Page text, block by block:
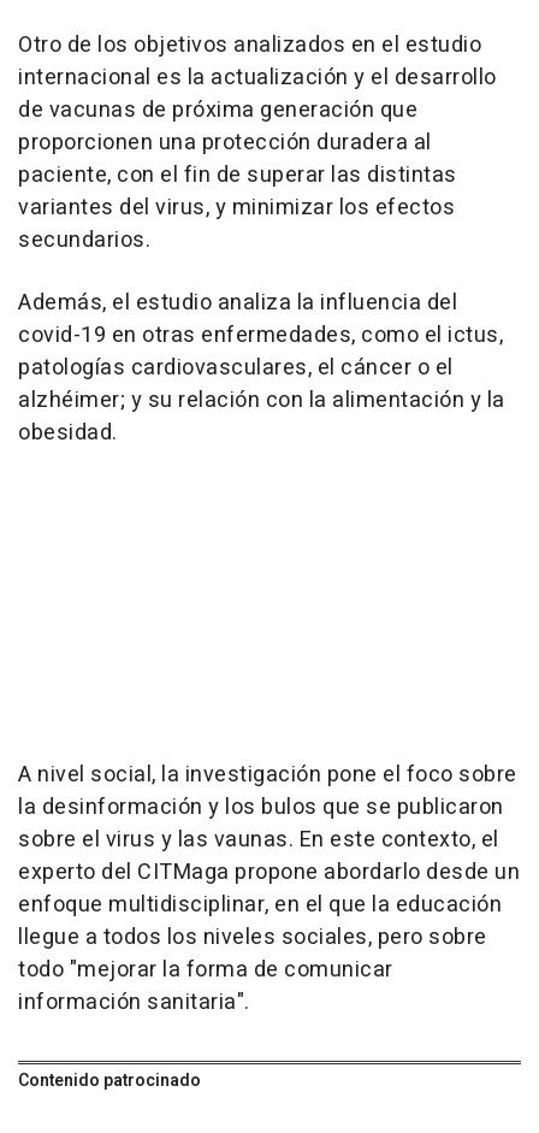
Otro de los objetivos analizados en el estudio
internacional es la actualización y el desarrollo
de vacunas de próxima generación que
proporcionen una protección duradera al
paciente, con el fin de superar las distintas
variantes del virus, y minimizar los efectos
secundarios.
Además, el estudio analiza la influencia del
covid-19 en otras enfermedades, como el ictus,
patologías cardiovasculares, el cáncer o el
alzhéimer; y su relación con la alimentación y la
obesidad.
A nivel social, la investigación pone el foco sobre
la desinformación y los bulos que se publicaron
sobre el virus y las vaunas. En este contexto, el
experto del CITMaga propone abordarlo desde un
enfoque multidisciplinar, en el que la educación
llegue a todos los niveles sociales, pero sobre
todo "mejorar la forma de comunicar
información sanitaria".
Contenido patrocinado